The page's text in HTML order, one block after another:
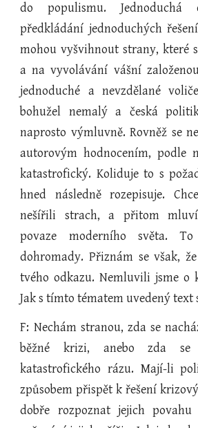
do populismu.
předkládání jednoduchých
mohou vyšvihnout strany, které
a na vyvolávání vášní
jednoduché a nevzdělané
bohužel nemalý a česká
naprosto výmluvně. Rovněž se
autorovým hodnocením, podle
katastrofický. Koliduje to s
hned následně rozepisuje.
nešířili strach, a přitom
povaze moderního světa.
dohromady. Přiznám se však,
tvého odkazu. Nemluvili jsme o
Jak s tímto tématem uvedený text
F: Nechám stranou, zda se
běžné krizi, anebo zda
katastrofického rázu. Mají-li
způsobem přispět k řešení
dobře rozpoznat jejich